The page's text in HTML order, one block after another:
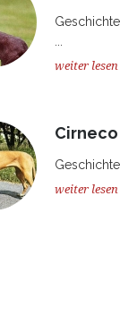
weiter lesen
weiter lesen